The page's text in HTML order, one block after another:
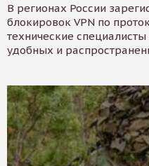
В регионах России
блокировок VPN по
технические
удобных и